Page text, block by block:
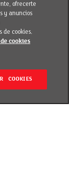
ofrecerte
y anuncios
de cookies.
cookies
COOKIES